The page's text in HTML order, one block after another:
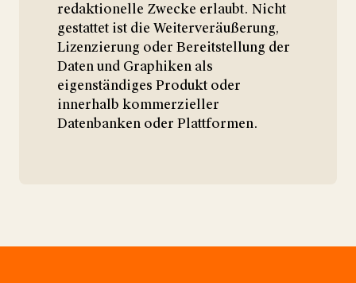
redaktionelle Zwecke erlaubt. Nicht
gestattet ist die Weiterveräußerung,
Lizenzierung oder Bereitstellung der
Daten und Graphiken als
eigenständiges Produkt oder
innerhalb kommerzieller
Datenbanken oder Plattformen.